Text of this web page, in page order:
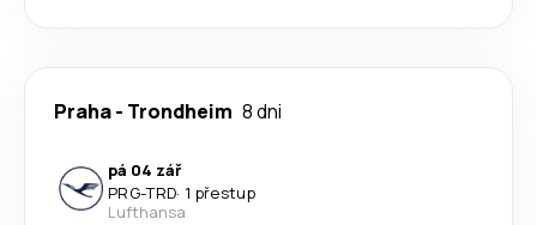
Praha- Trondheim 8 dni
pá 04 zář
PRG-TRD· 1 přestup
Lufthansa